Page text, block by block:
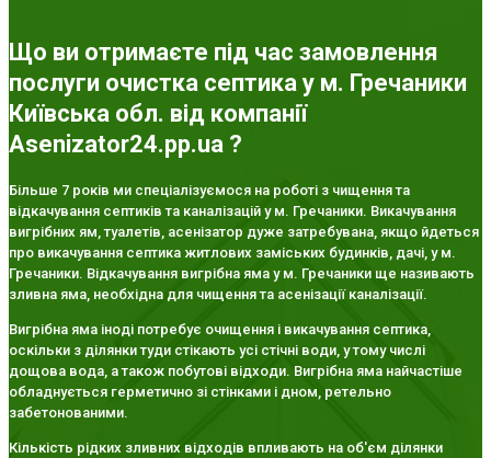
Що ви отримаєте під час замовлення
послуги очистка септика у м. Гречаники
Київська обл. від компанії
Asenizator24.pp.ua ?
Більше 7 років ми спеціалізуємося на роботі з чищення та
відкачування септиків та каналізацій у м. Гречаники. Викачування
вигрібних ям, туалетів, асенізатор дуже затребувана, якщо йдеться
про викачування септика житлових заміських будинків, дачі, у м.
Гречаники. Відкачування вигрібна яма у м. Гречаники ще називають
зливна яма, необхідна для чищення та асенізації каналізації.
Вигрібна яма іноді потребує очищення і викачування септика,
оскільки з ділянки туди стікають усі стічні води, у тому числі
дощова вода, а також побутові відходи. Вигрібна яма найчастіше
обладнується герметично зі стінками і дном, ретельно
забетонованими.
Кількість рідких зливних відходів впливають на об'єм ділянки